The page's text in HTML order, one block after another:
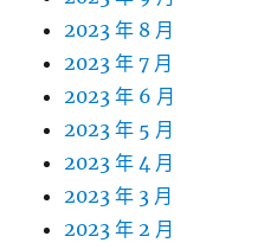
2023 年 8 月
2023 年 7 月
2023 年 6 月
2023 年 5 月
2023 年 4 月
2023 年 3 月
2023 年 2 月